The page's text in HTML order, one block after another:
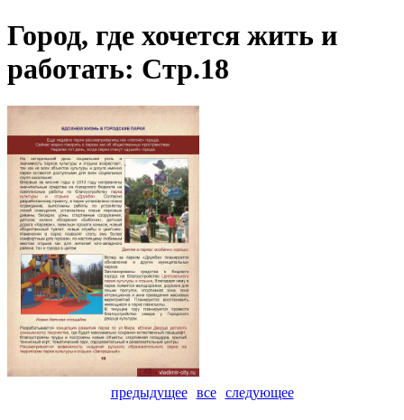
Город, где хочется жить и
работать: Стр.18
предыдущее все следующее